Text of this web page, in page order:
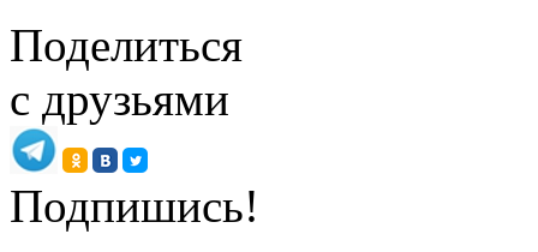
Поделиться
с друзьями
Подпишись!